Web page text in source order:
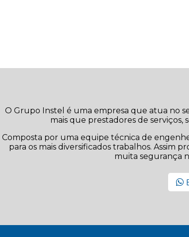
O Grupo Instel é uma empresa que atua no
mais que prestadores de serviços,
Composta por uma equipe técnica de
para os mais diversificados trabalhos. Assim
muita segurança